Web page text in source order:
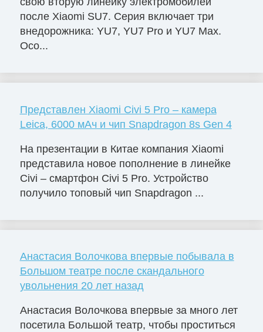
после Xiaomi SU7. Серия включает три
внедорожника: YU7, YU7 Pro и YU7 Max.
Осо...
Представлен Xiaomi Civi 5 Pro – камера
Leica, 6000 мАч и чип Snapdragon 8s Gen 4
На презентации в Китае компания Xiaomi
представила новое пополнение в линейке
Civi – смартфон Civi 5 Pro. Устройство
получило топовый чип Snapdragon ...
Анастасия Волочкова впервые побывала в
Большом театре после скандального
увольнения 20 лет назад
Анастасия Волочкова впервые за много лет
посетила Большой театр, чтобы проститься